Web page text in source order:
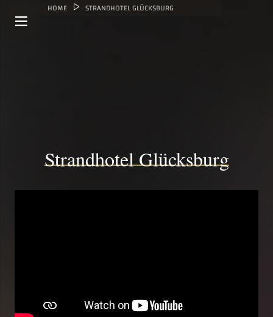
HOME STRANDHOTEL GLÜCKSBURG
Strandhotel Glücksburg